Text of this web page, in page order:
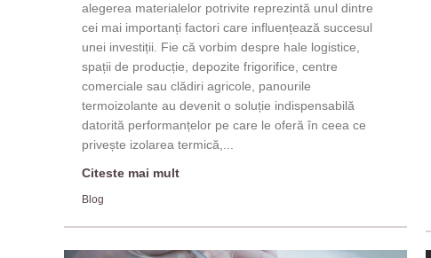
alegerea materialelor potrivite reprezintă unul dintre
cei mai importanți factori care influențează succesul
unei investiții. Fie că vorbim despre hale logistice,
spații de producție, depozite frigorifice, centre
comerciale sau clădiri agricole, panourile
termoizolante au devenit o soluție indispensabilă
datorită performanțelor pe care le oferă în ceea ce
privește izolarea termică,...
Citeste mai mult
Blog